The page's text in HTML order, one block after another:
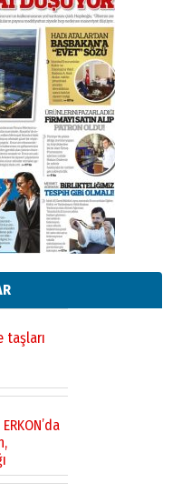
Alperen…
yürüdü.!
taşları